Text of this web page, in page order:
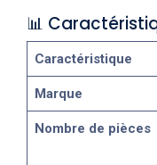
📊
Caractéristique
Marque
Nombre de pièces